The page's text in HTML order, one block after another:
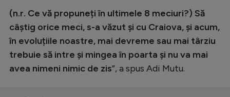
(n.r. Ce vă propuneți în ultimele 8 meciuri?) Să
câștig orice meci, s-a văzut și cu Craiova, și acum,
în evoluțiile noastre, mai devreme sau mai târziu
trebuie să intre și mingea în poarta și nu va mai
avea nimeni nimic de zis”, a spus Adi Mutu.